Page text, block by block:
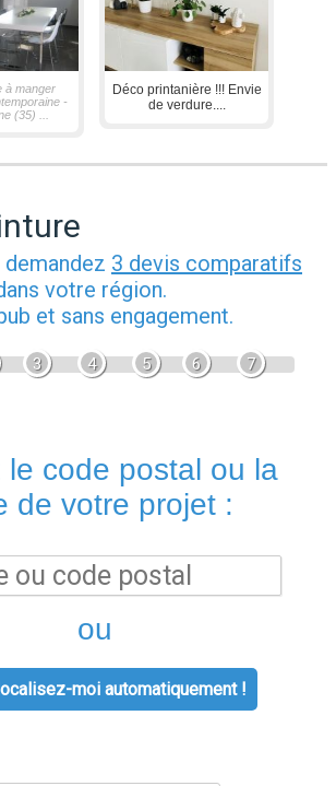
à manger
-
(35) ...
Déco printanière !!! Envie
de verdure....
demandez 3 devis comparatifs
votre région.
et sans engagement.
3 4 5 6 7
le code postal ou la
de votre projet :
ou
moi automatiquement !